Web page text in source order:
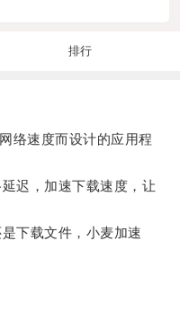
排行
速度而设计的应用程
迟，加速下载速度，让
下载文件，小麦加速